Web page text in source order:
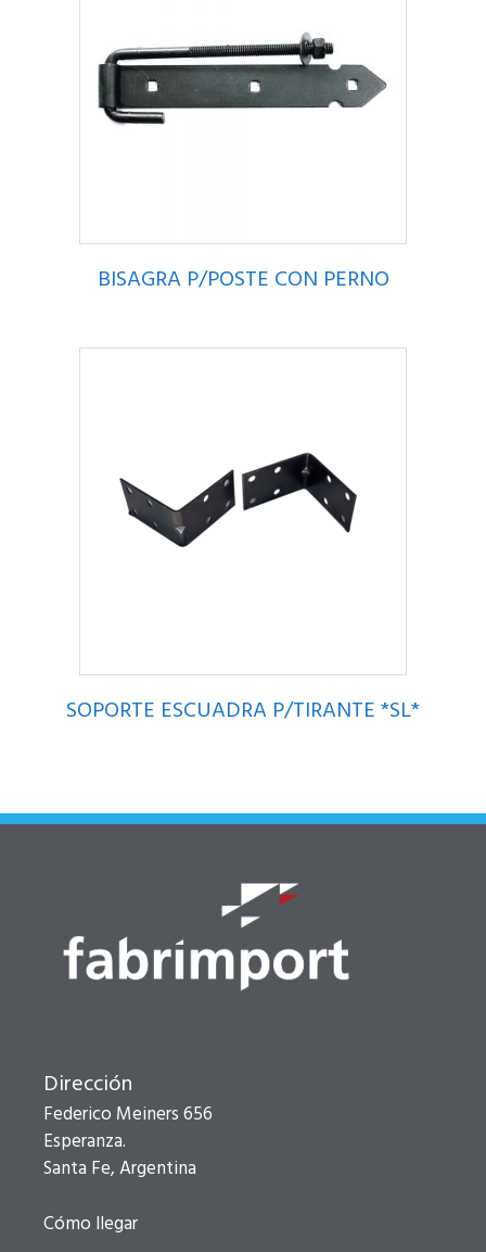
BISAGRA P/POSTE CON PERNO
SOPORTE ESCUADRA P/TIRANTE *SL*
Dirección
Federico Meiners 656
Esperanza.
Santa Fe, Argentina
Cómo llegar